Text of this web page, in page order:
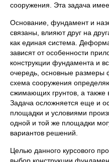
сооружения. Эта задача
Основание, фундамент и
связаны, влияют друг на
как единая система.
зависят от особенности
конструкции фундамента и
очередь, основные размеры
схема сооружения
сжимающих грунтов, а
Задача осложняется еще и
площадки и условиями
одной и той же площадки
вариантов решений.
Целью данного курсового
выбор конструкции